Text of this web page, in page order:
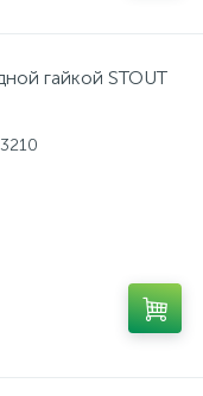
гайкой STOUT